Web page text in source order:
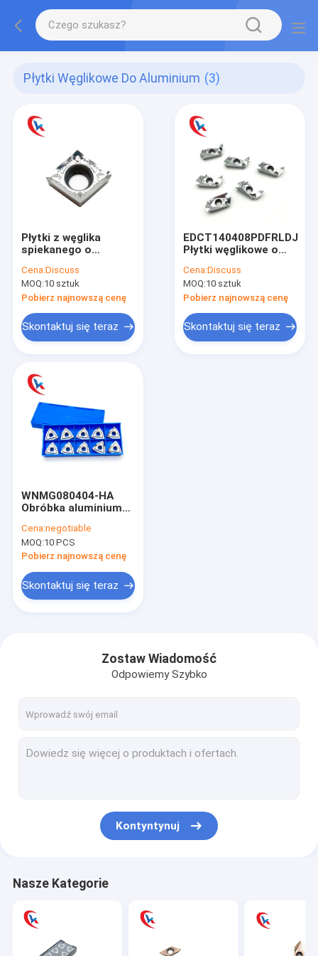
Płytki Węglikowe Do Aluminium (3)
Płytki z węglika
spiekanego o
wykończeniu
CCGT09T304-AK do
aluminium
Cena:Discuss
MOQ:10 sztuk
Pobierz najnowszą cenę
Skontaktuj się teraz
EDCT140408PDFRLDJ
Płytki węglikowe o
wytrzymałości do
obróbki lekkiej i
wysokiej trwałości do
aluminium
Cena:Discuss
MOQ:10 sztuk
Pobierz najnowszą cenę
Skontaktuj się teraz
WNMG080404-HA
Obróbka aluminium
ostrza tokarskiego
M5 Rozmiar gwintu
Cena:negotiable
MOQ:10 PCS
Pobierz najnowszą cenę
Skontaktuj się teraz
Zostaw Wiadomość
Odpowiemy Szybko
Kontyntynuj
Nasze Kategorie